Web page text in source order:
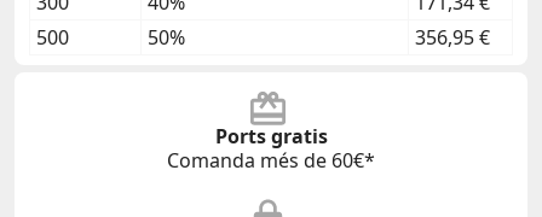
500
50% 356,95 €
Ports gratis
Comanda més de 60€*